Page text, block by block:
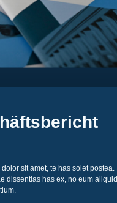
dolor sit amet, te has solet postea.
dissentias has ex, no eum aliquid